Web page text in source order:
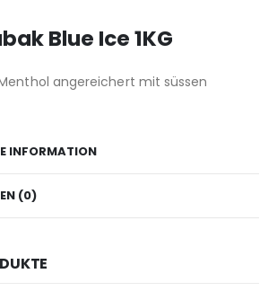
Blue Ice 1KG
angereichert mit süssen
INFORMATION
(0)